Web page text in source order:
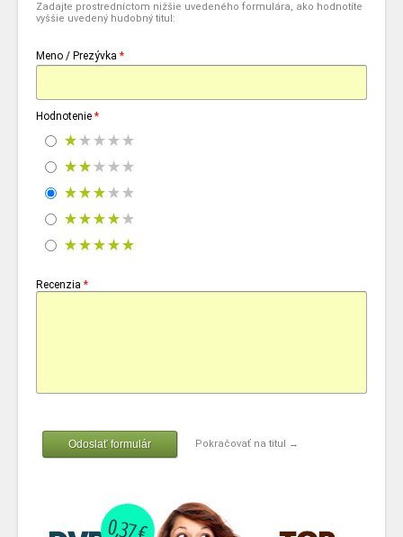
Zadajte prostredníctom nižšie uvedeného formulára, ako hodnotíte
vyššie uvedený hudobný titul:
Meno / Prezývka *
Hodnotenie *
Recenzia *
Odoslať formulár Pokračovať na titul →